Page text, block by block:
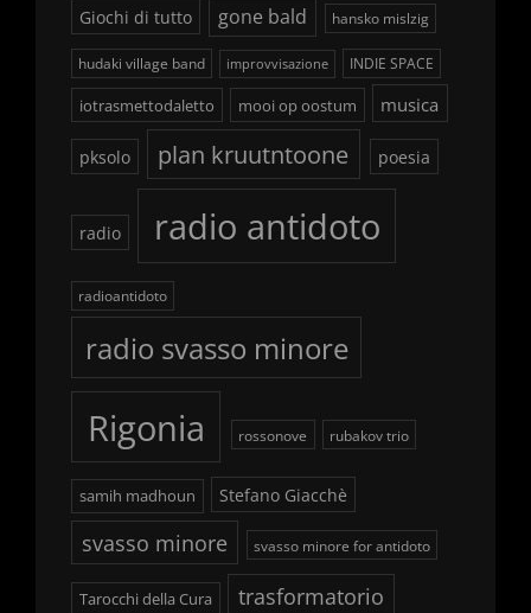
Giochi di tutto gone bald hansko mislzig
hudaki village band improvvisazione INDIE SPACE
iotrasmettodaletto mooi op oostum musica
pksolo plan kruutntoone poesia
radio radio antidoto
radioantidoto
radio svasso minore
Rigonia rossonove rubakov trio
samih madhoun Stefano Giacchè
svasso minore svasso minore for antidoto
Tarocchi della Cura trasformatorio